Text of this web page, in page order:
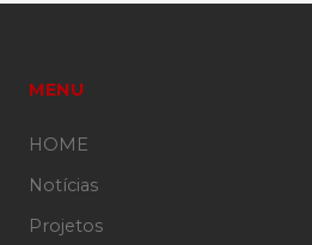
MENU
HOME
Notícias
Projetos